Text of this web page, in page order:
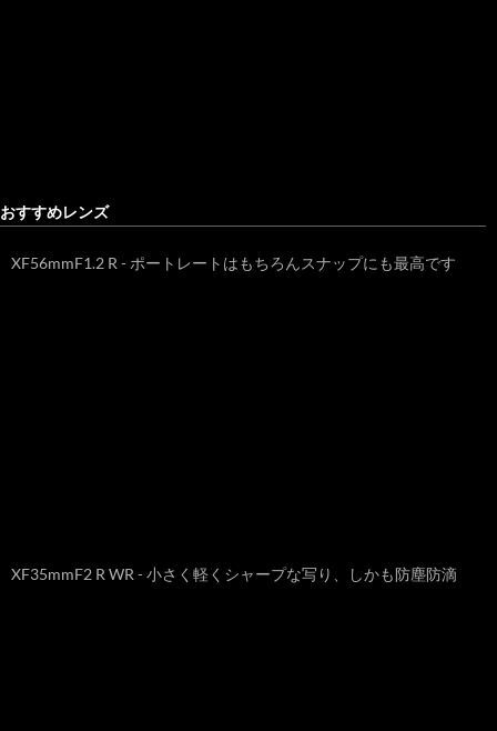
おすすめレンズ
XF56mmF1.2 R - ポートレートはもちろんスナップにも最高です
XF35mmF2 R WR - 小さく軽くシャープな写り、しかも防塵防滴